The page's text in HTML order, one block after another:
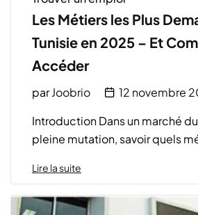
Les Métiers les Plus
Tunisie en 2025 – Et
Accéder
parJoobrio
12 novembre
Introduction Dans un marché
pleine mutation, savoir quels
Lire la suite